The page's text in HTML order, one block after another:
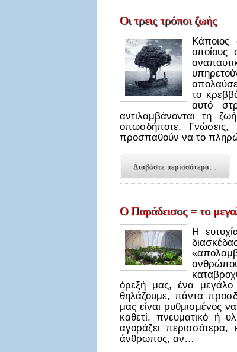
Οι τρεις τρόποι ζωής
Κάποιος
οποίους
το
αυτό
αντιλαμβάνονται τη
οπωσδήποτε.
προσπαθούν να το
Διαβάστε περισσότερα...
Ο Παράδεισος = το
Η
όρεξή μας, ένα μεγάλο
θηλάζουμε, πάντα
μας είναι ρυθμισμένος
καθετί, πνευματικό ή
αγοράζει
άνθρωπος, αν…